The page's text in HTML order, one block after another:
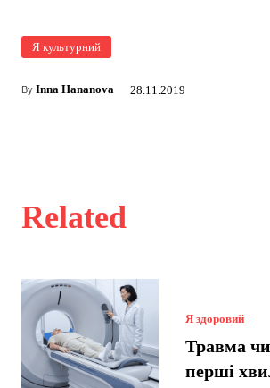
Я культурний
By Inna Hananova 28.11.2019
Related
Я здоровий
Травма
перші